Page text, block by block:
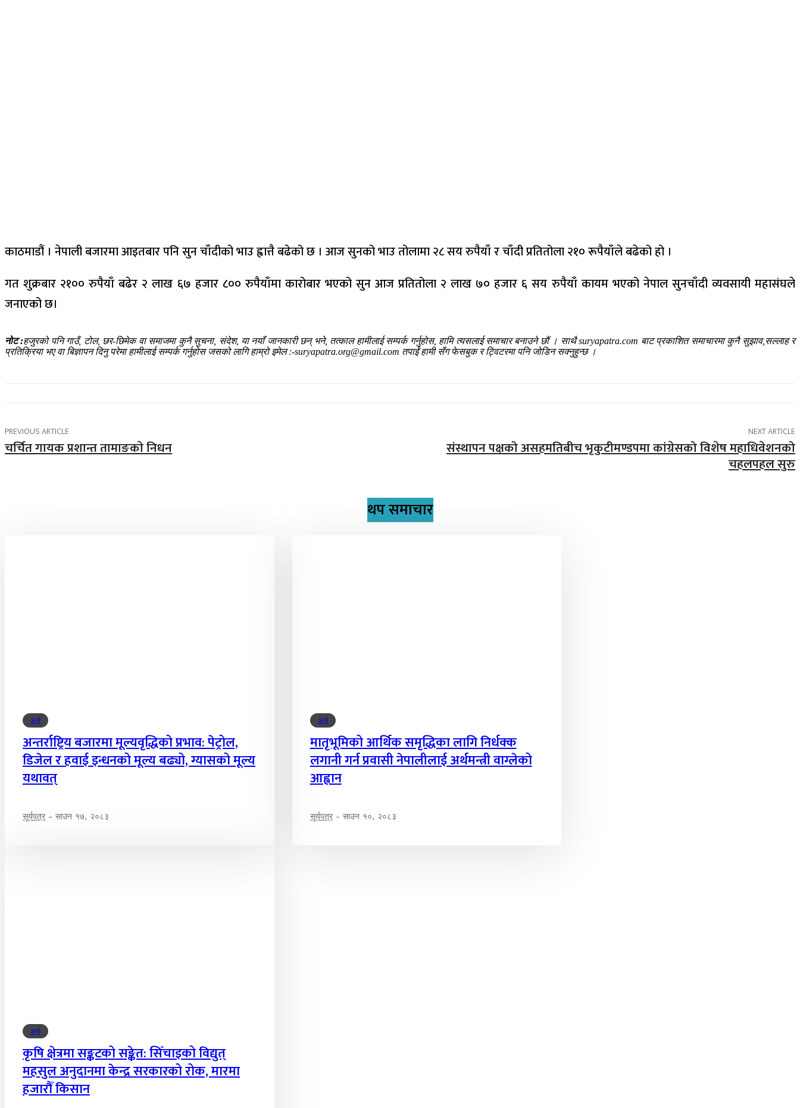
काठमाडौं । नेपाली बजारमा आइतबार पनि सुन चाँदीको भाउ ह्वात्तै बढेको छ । आज सुनको भाउ तोलामा २८ सय रुपैयाँ र चाँदी प्रतितोला २१० रूपैयाँले बढेको हो ।
गत शुक्रबार २१०० रुपैयाँ बढेर २ लाख ६७ हजार ८०० रुपैयाँमा कारोबार भएको सुन आज प्रतितोला २ लाख ७० हजार ६ सय रुपैयाँ कायम भएको नेपाल सुनचाँदी व्यवसायी महासंघले
जनाएको छ।
नोट :हजुरको पनि गाउँ, टोल, छर-छिमेक वा समाजमा कुनै सुचना, संदेश, या नयाँ जानकारी छन् भने, तत्काल हामीलाई सम्पर्क गर्नुहोस, हामि त्यसलाई समाचार बनाउने छौं । साथै suryapatra.com बाट प्रकाशित समाचारमा कुनै सुझाव,सल्लाह र
प्रतिक्रिया भए वा बिज्ञापन दिनु परेमा हामीलाई सम्पर्क गर्नुहोस जसको लागि हाम्रो इमेल :-suryapatra.org@gmail.com तपाईं हामी सँग फेसबुक र ट्विटरमा पनि जोडिन सक्नुहुन्छ ।
PREVIOUS ARTICLE
चर्चित गायक प्रशान्त तामाङकाे निधन
NEXT ARTICLE
संस्थापन पक्षको असहमतिबीच भृकुटीमण्डपमा कांग्रेसको विशेष महाधिवेशनको
चहलपहल सुरु
थप समाचार
अर्थ
अन्तर्राष्ट्रिय बजारमा मूल्यवृद्धिको प्रभाव: पेट्रोल,
डिजेल र हवाई इन्धनको मूल्य बढ्यो, ग्यासको मूल्य
यथावत्
सूर्यपत्र - साउन १७, २०८३
अर्थ
मातृभूमिको आर्थिक समृद्धिका लागि निर्धक्क
लगानी गर्न प्रवासी नेपालीलाई अर्थमन्त्री वाग्लेको
आह्वान
सूर्यपत्र - साउन १०, २०८३
अर्थ
कृषि क्षेत्रमा सङ्कटको सङ्केत: सिँचाइको विद्युत्
महसुल अनुदानमा केन्द्र सरकारको रोक, मारमा
हजारौँ किसान